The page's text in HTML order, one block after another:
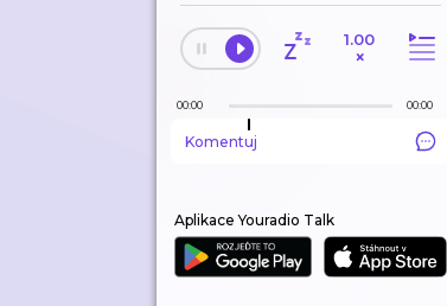
1.00
×
00:00 00:00
Komentuj
Aplikace Youradio Talk